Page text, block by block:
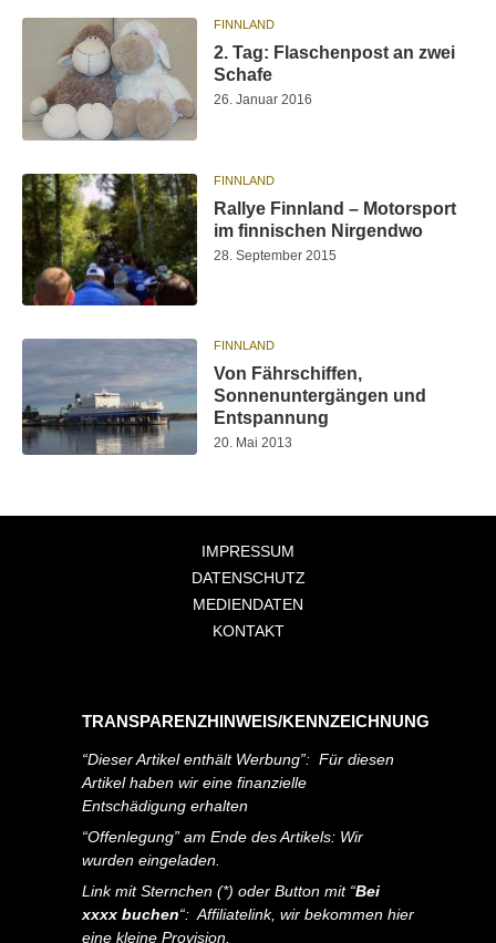
FINNLAND
2. Tag: Flaschenpost an zwei
Schafe
26. Januar 2016
FINNLAND
Rallye Finnland – Motorsport
im finnischen Nirgendwo
28. September 2015
FINNLAND
Von Fährschiffen,
Sonnenuntergängen und
Entspannung
20. Mai 2013
IMPRESSUM
DATENSCHUTZ
MEDIENDATEN
KONTAKT
TRANSPARENZHINWEIS/KENNZEICHNUNG
“Dieser Artikel enthält Werbung”: Für diesen
Artikel haben wir eine finanzielle
Entschädigung erhalten
“Offenlegung” am Ende des Artikels: Wir
wurden eingeladen.
Link mit Sternchen (*) oder Button mit “Bei
xxxx buchen“: Affiliatelink, wir bekommen hier
eine kleine Provision.